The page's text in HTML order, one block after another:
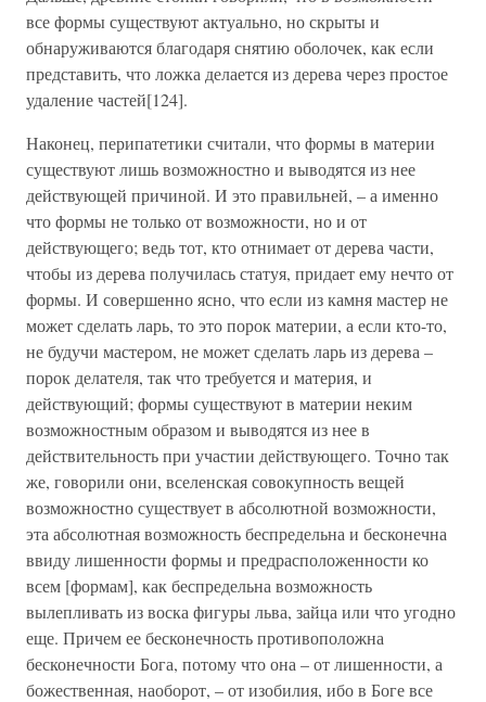
все формы существуют актуально, но скрыты и
обнаруживаются благодаря снятию оболочек, как если
представить, что ложка делается из дерева через простое
удаление частей[124].
Наконец, перипатетики считали, что формы в материи
существуют лишь возможностно и выводятся из нее
действующей причиной. И это правильней, – а именно
что формы не только от возможности, но и от
действующего; ведь тот, кто отнимает от дерева части,
чтобы из дерева получилась статуя, придает ему нечто от
формы. И совершенно ясно, что если из камня мастер не
может сделать ларь, то это порок материи, а если кто-то,
не будучи мастером, не может сделать ларь из дерева –
порок делателя, так что требуется и материя, и
действующий; формы существуют в материи неким
возможностным образом и выводятся из нее в
действительность при участии действующего. Точно так
же, говорили они, вселенская совокупность вещей
возможностно существует в абсолютной возможности,
эта абсолютная возможность беспредельна и бесконечна
ввиду лишенности формы и предрасположенности ко
всем [формам], как беспредельна возможность
вылепливать из воска фигуры льва, зайца или что угодно
еще. Причем ее бесконечность противоположна
бесконечности Бога, потому что она – от лишенности, а
божественная, наоборот, – от изобилия, ибо в Боге все